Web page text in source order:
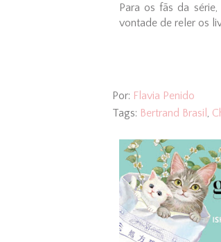
Para os fãs da
vontade de reler os
Por: Flavia Penido
Tags: Bertrand Brasil